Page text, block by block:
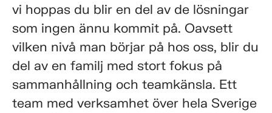
vi hoppas du blir en del av de lösningar
som ingen ännu kommit på. Oavsett
vilken nivå man börjar på hos oss, blir du
del av en familj med stort fokus på
sammanhållning och teamkänsla. Ett
team med verksamhet över hela Sverige